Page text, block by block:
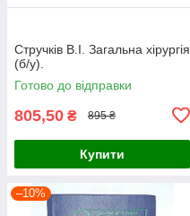
Стручків В.І. Загальна хірургія
(б/у).
Готово до відправки
805,50 ₴ 895 ₴
Купити
–10%